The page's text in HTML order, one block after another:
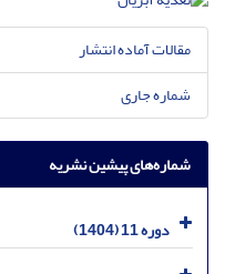
مقالات آماده انتشار
شماره جاری
شماره‌های پیشین نشریه
دوره 11 (1404)